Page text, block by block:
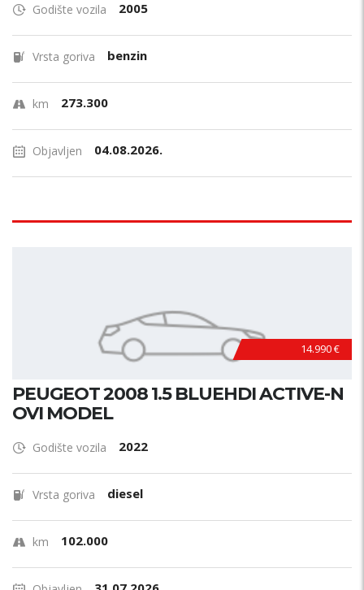
Godište vozila 2005
Vrsta goriva benzin
km 273.300
Objavljen 04.08.2026.
14.990 €
PEUGEOT 2008 1.5 BLUEHDI ACTIVE-N
OVI MODEL
Godište vozila 2022
Vrsta goriva diesel
km 102.000